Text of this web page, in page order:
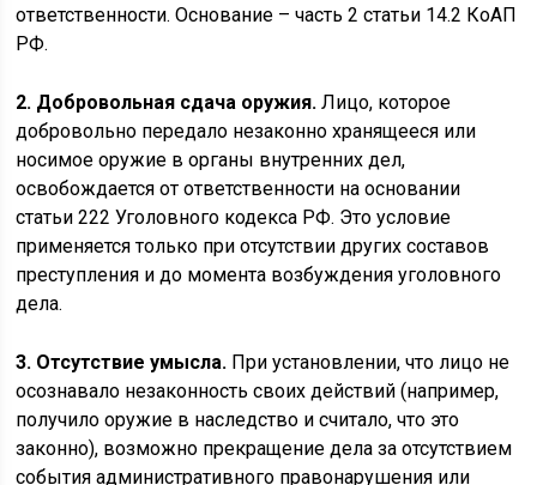
ответственности. Основание – часть 2 статьи 14.2 КоАП
РФ.
2. Добровольная сдача оружия. Лицо, которое
добровольно передало незаконно хранящееся или
носимое оружие в органы внутренних дел,
освобождается от ответственности на основании
статьи 222 Уголовного кодекса РФ. Это условие
применяется только при отсутствии других составов
преступления и до момента возбуждения уголовного
дела.
3. Отсутствие умысла. При установлении, что лицо не
осознавало незаконность своих действий (например,
получило оружие в наследство и считало, что это
законно), возможно прекращение дела за отсутствием
события административного правонарушения или